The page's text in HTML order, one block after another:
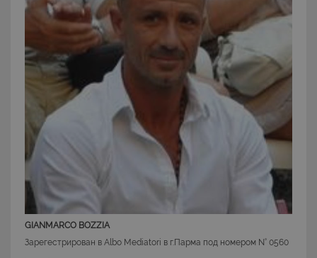
GIANMARCO BOZZIA
Зарегестрирован в Albo Mediatori в г.Парма под номером N° 0560
CookieScriptConsent
CookieScript
www.latuacasainsardegna.com
6 mesi 5